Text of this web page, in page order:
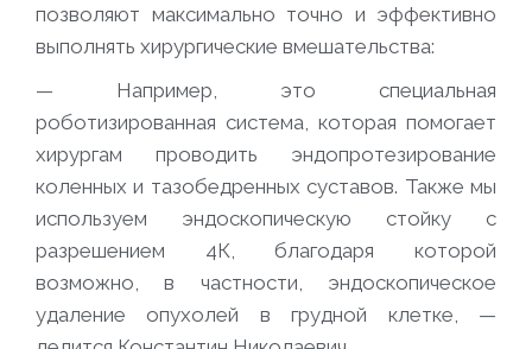
позволяют максимально точно и эффективно
выполнять хирургические вмешательства:
— Например, это специальная
роботизированная система, которая помогает
хирургам проводить эндопротезирование
коленных и тазобедренных суставов. Также мы
используем эндоскопическую стойку с
разрешением 4К, благодаря которой
возможно, в частности, эндоскопическое
удаление опухолей в грудной клетке , —